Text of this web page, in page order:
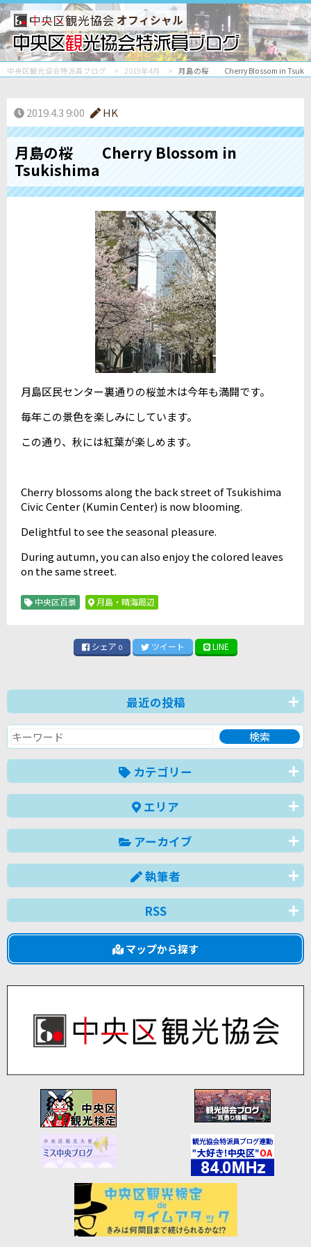
オフィシャル
中央区観光協会特派員ブログ 2019年4月 月島の桜 Cherry Blossom in
2019.4.3 9:00 HK
月島の桜 Cherry Blossom in
Tsukishima
月島区民センター裏通りの桜並木は今年も満開です。
毎年この景色を楽しみにしています。
この通り、秋には紅葉が楽しめます。
Cherry blossoms along the back street of Tsukishima
Civic Center (Kumin Center) is now blooming.
Delightful to see the seasonal pleasure.
During autumn, you can also enjoy the colored leaves
on the same street.
中央区百景 月島・晴海周辺
シェア 0 ツイート LINE
最近の投稿
カテゴリー
エリア
アーカイブ
執筆者
RSS
マップから探す